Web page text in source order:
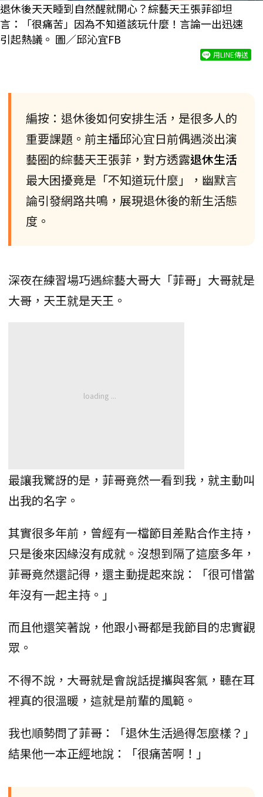
退休後天天睡到自然醒就開心？綜藝天王張菲卻坦
言：「很痛苦」因為不知道該玩什麼！言論一出迅速
引起熱議。 圖／邱沁宜FB
用LINE傳送
編按：退休後如何安排生活，是很多人的
重要課題。前主播邱沁宜日前偶遇淡出演
藝圈的綜藝天王張菲，對方透露退休生活
最大困擾竟是「不知道玩什麼」，幽默言
論引發網路共鳴，展現退休後的新生活態
度。
深夜在練習場巧遇綜藝大哥大「菲哥」大哥就是
大哥，天王就是天王。
最讓我驚訝的是，菲哥竟然一看到我，就主動叫
出我的名字。
其實很多年前，曾經有一檔節目差點合作主持，
只是後來因緣沒有成就。沒想到隔了這麼多年，
菲哥竟然還記得，還主動提起來說：「很可惜當
年沒有一起主持。」
而且他還笑著說，他跟小哥都是我節目的忠實觀
眾。
不得不說，大哥就是會說話提攜與客氣，聽在耳
裡真的很溫暖，這就是前輩的風範。
我也順勢問了菲哥：「退休生活過得怎麼樣？」
結果他一本正經地說：「很痛苦啊！」